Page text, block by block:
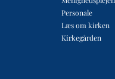
Personale
Læs om kirken
Kirkegården